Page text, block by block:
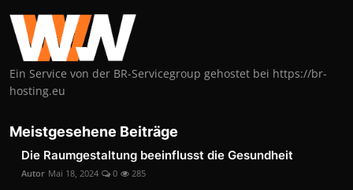
Ein Service von der BR-Servicegroup gehostet bei https://br-
hosting.eu
Meistgesehene Beiträge
Die Raumgestaltung beeinflusst die Gesundheit
Autor Mai 18, 2024 0 285